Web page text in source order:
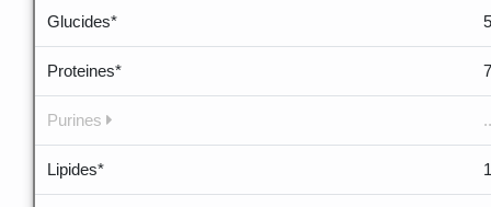
Glucides*
Proteines*
Purines
Lipides*